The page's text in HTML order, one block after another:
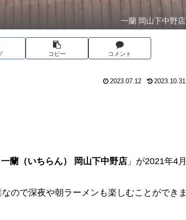
一蘭 岡山下中野店
コピー コメント
2023.07.12 2023.10.31
一蘭（いちらん） 岡山下中野店 」が2021年4月
ので深夜や朝ラーメンも楽しむことができま